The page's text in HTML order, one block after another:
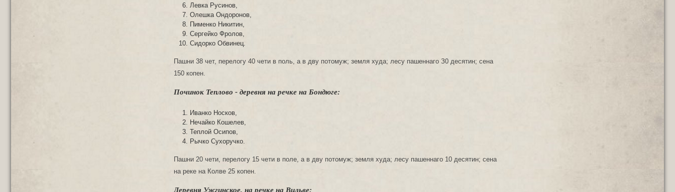
Левка Русинов,
Олешка Ондоронов,
Пименко Никитин,
Сергейко Фролов,
Сидорко Обвинец.
Пашни 38 чет, перелогу 40 чети в поль, а в дву потомуж; земля худа; лесу пашеннаго З0 десятин; сена
150 копен.
Починок Теплово - деревня на речке на Бондюге:
Иванко Носков,
Нечайко Кошелев,
Теплой Осипов,
Рычко Сухоручко.
Пашни 20 чети, перелогу 15 чети в поле, а в дву потомуж; земля худа; лесу пашеннаго 10 десятин; сена
на реке на Колве 25 копен.
Деревня Ужгинское, на речке на Вильве: